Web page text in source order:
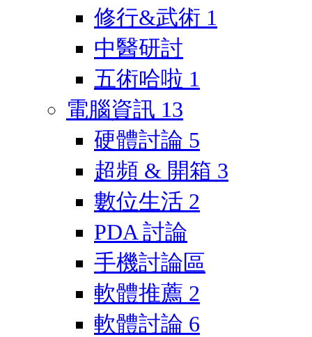
修行&武術 1
中醫研討
五術哈啦 1
電腦資訊 13
硬體討論 5
超頻 & 開箱 3
數位生活 2
PDA 討論
手機討論區
軟體推薦 2
軟體討論 6